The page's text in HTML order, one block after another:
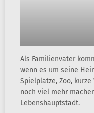
Als Familienvater
wenn es um seine
Spielplätze, Zoo, kurze
noch viel mehr
Lebenshauptstadt.